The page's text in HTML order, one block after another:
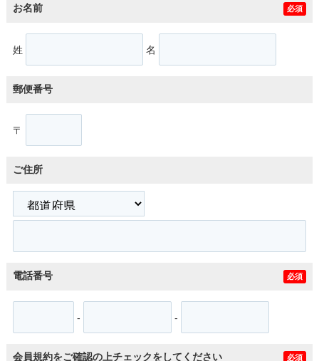
お名前 必須
姓 名
郵便番号
〒
ご住所
電話番号 必須
- -
会員規約をご確認の上チェックをしてください 必須